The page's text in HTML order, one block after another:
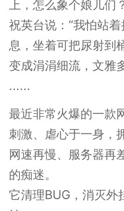
上，怎么象个娘儿们
祝英台说：“我怕站
息，坐着可把尿射到
变成涓涓细流，文雅
......
最近非常火爆的一款
刺激、虐心于一身，
网速再慢、服务器再
的痴迷。
它清理BUG，消灭